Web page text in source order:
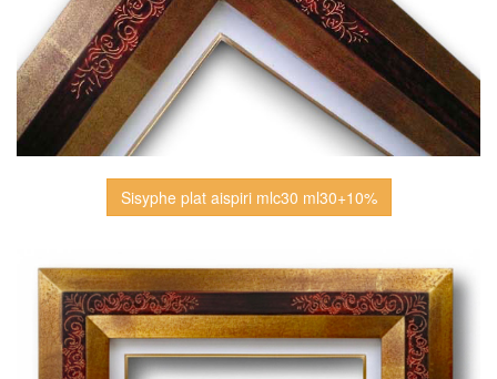
Sisyphe plat aispiri mlc30 ml30+10%